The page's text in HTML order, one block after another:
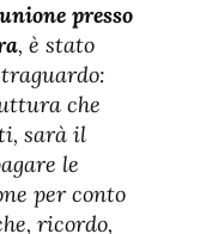
presso
, è stato
che
sarà il
le
per conto
ricordo,